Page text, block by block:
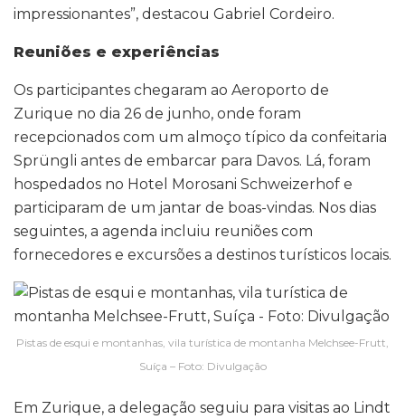
impressionantes”, destacou Gabriel Cordeiro.
Reuniões e experiências
Os participantes chegaram ao Aeroporto de
Zurique no dia 26 de junho, onde foram
recepcionados com um almoço típico da confeitaria
Sprüngli antes de embarcar para Davos. Lá, foram
hospedados no Hotel Morosani Schweizerhof e
participaram de um jantar de boas-vindas. Nos dias
seguintes, a agenda incluiu reuniões com
fornecedores e excursões a destinos turísticos locais.
Pistas de esqui e montanhas, vila turística de montanha Melchsee-Frutt,
Suíça – Foto: Divulgação
Em Zurique, a delegação seguiu para visitas ao Lindt